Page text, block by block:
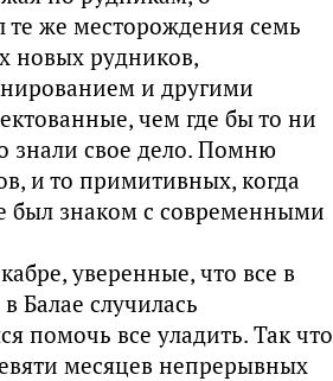
те же месторождения семь
новых рудников,
и другими
чем где бы то ни
знали свое дело. Помню
и то примитивных, когда
был знаком с современными
уверенные, что все в
Балае случилась
помочь все уладить. Так что
месяцев непрерывных